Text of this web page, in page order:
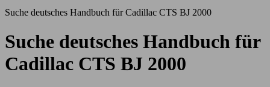
Suche deutsches Handbuch für Cadillac CTS BJ 2000
Suche deutsches Handbuch für
Cadillac CTS BJ 2000